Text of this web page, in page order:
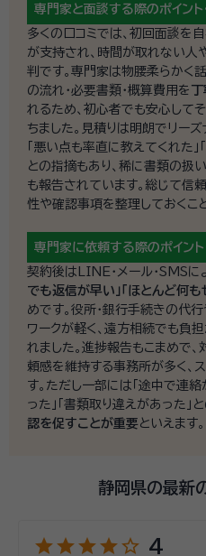
専門家と面談する際のポイント
多くの口コミでは、初回面談を
が支持され、時間が取れない
判です。専門家は物腰柔らかく
の流れ・必要書類・概算費用を 丁
れるため、初心者でも安心して
ちました。見積りは明朗でリー
「悪い点も率直に教えてくれた」
との指摘もあり、稀に書類の扱
も報告されています。総じて信
性や確認事項を整理しておくこ
専門家に依頼する際のポイン
契約後はLINE・メール・SMSに
でも返信が早い」「ほとんど何も
めです。役所・銀行手続きの代
ワークが軽く、遠方相続でも負
れました。進捗報告もこまめで
頼感を維持する事務所が多く、
す。ただし一部には「途中で連
った」「書類取り違えがあった」
認を促すことが重要といえます。
静岡県の最新
starstarstarstarstar_outline 4